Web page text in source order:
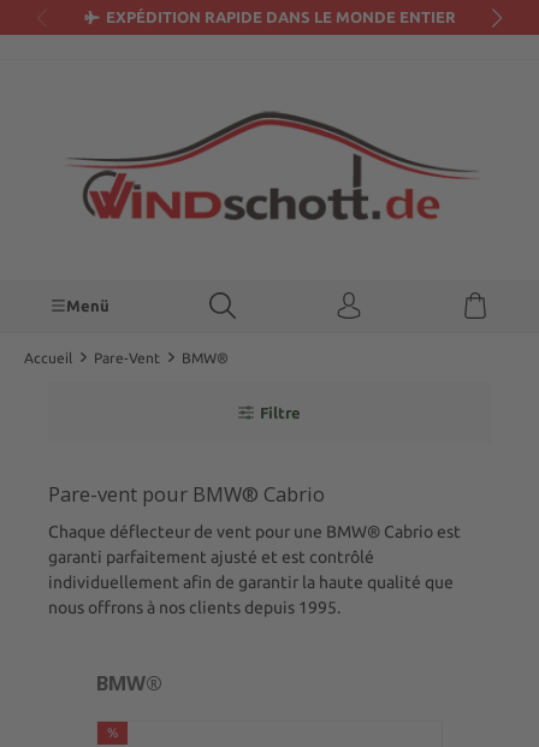
principalEXPÉDITION RAPIDE DANS LE MONDE ENTIER
Menü
Accueil Pare-Vent BMW®
Filtre
Pare-vent pour BMW® Cabrio
Chaque déflecteur de vent pour une BMW® Cabrio est
garanti parfaitement ajusté et est contrôlé
individuellement afin de garantir la haute qualité que
nous offrons à nos clients depuis 1995.
BMW®
%